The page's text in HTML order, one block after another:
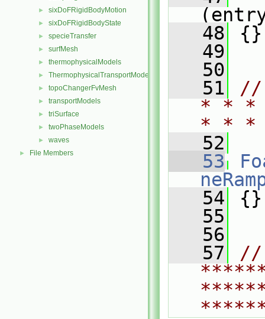
► sixDoFRigidBodyMotion
► sixDoFRigidBodyState
► specieTransfer
► surfMesh
► thermophysicalModels
► ThermophysicalTransportModels
► topoChangerFvMesh
► transportModels
► triSurface
► twoPhaseModels
► waves
► File Members
   48
{}
   49
   50
   51
//
* * *
* *
   52
   53
   54
{}
   55
   56
   57
//